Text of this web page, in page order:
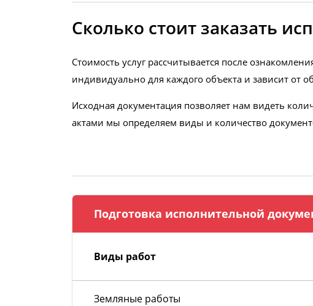
Сколько стоит заказать
Стоимость услуг рассчитывается после
индивидуально для каждого объекта и зависит от
Исходная документация позволяет нам видеть
актами мы определяем виды и количество
Подготовка исполнительной
Виды работ
Земляные работы